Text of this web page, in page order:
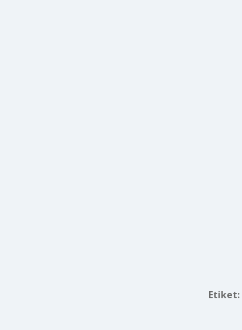
Etiket: